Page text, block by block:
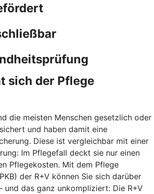
sich der Pflege
die meisten Menschen gesetzlich oder
und haben damit eine
Diese ist vergleichbar mit einer
Im Pflegefall deckt sie nur einen
Pflegekosten. Mit dem Pflege
der R+V können Sie sich darüber
und das ganz unkompliziert: Die R+V